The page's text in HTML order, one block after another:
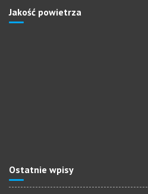
Jakość powietrza
Ostatnie wpisy